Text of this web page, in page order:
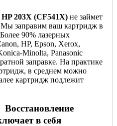
HP 203X (CF541X) не займет
заправим ваш картридж в
90% лазерных
HP, Epson, Xerox,
Minolta, Panasonic
заправке. На практике
в среднем можно
картридж подлежит
Восстановление
в себя